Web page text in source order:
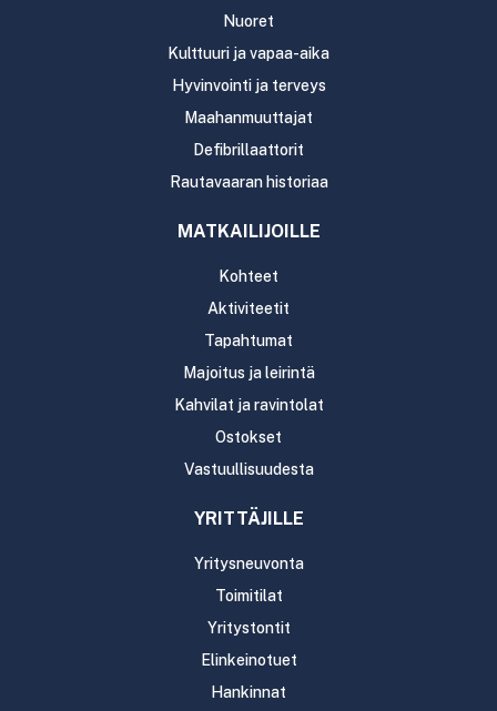
Nuoret
Kulttuuri ja vapaa-aika
Hyvinvointi ja terveys
Maahanmuuttajat
Defibrillaattorit
Rautavaaran historiaa
MATKAILIJOILLE
Kohteet
Aktiviteetit
Tapahtumat
Majoitus ja leirintä
Kahvilat ja ravintolat
Ostokset
Vastuullisuudesta
YRITTÄJILLE
Yritysneuvonta
Toimitilat
Yritystontit
Elinkeinotuet
Hankinnat